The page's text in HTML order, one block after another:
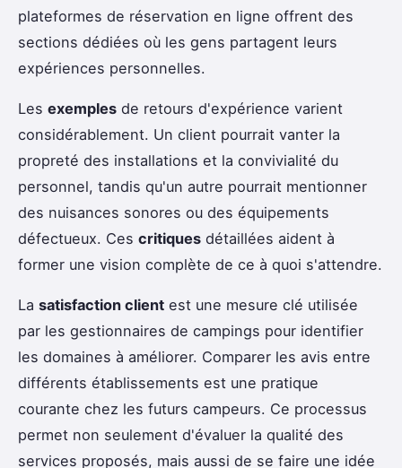
plateformes de réservation en ligne offrent des
sections dédiées où les gens partagent leurs
expériences personnelles.
Les exemples de retours d'expérience varient
considérablement. Un client pourrait vanter la
propreté des installations et la convivialité du
personnel, tandis qu'un autre pourrait mentionner
des nuisances sonores ou des équipements
défectueux. Ces critiques détaillées aident à
former une vision complète de ce à quoi s'attendre.
La satisfaction client est une mesure clé utilisée
par les gestionnaires de campings pour identifier
les domaines à améliorer. Comparer les avis entre
différents établissements est une pratique
courante chez les futurs campeurs. Ce processus
permet non seulement d'évaluer la qualité des
services proposés, mais aussi de se faire une idée